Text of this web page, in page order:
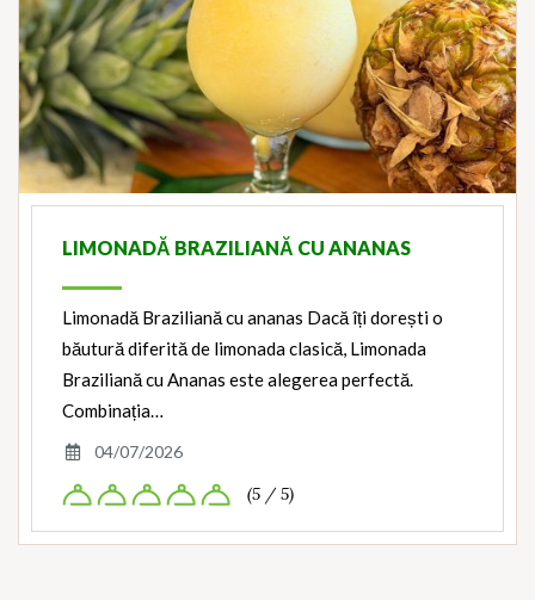
LIMONADĂ BRAZILIANĂ CU ANANAS
Limonadă Braziliană cu ananas Dacă îți dorești o
băutură diferită de limonada clasică, Limonada
Braziliană cu Ananas este alegerea perfectă.
Combinația…
04/07/2026
(5 / 5)